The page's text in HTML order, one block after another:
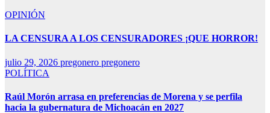
OPINIÓN
LA CENSURA A LOS CENSURADORES ¡QUE HORROR!
julio 29, 2026 pregonero pregonero
POLÍTICA
Raúl Morón arrasa en preferencias de Morena y se perfila
hacia la gubernatura de Michoacán en 2027